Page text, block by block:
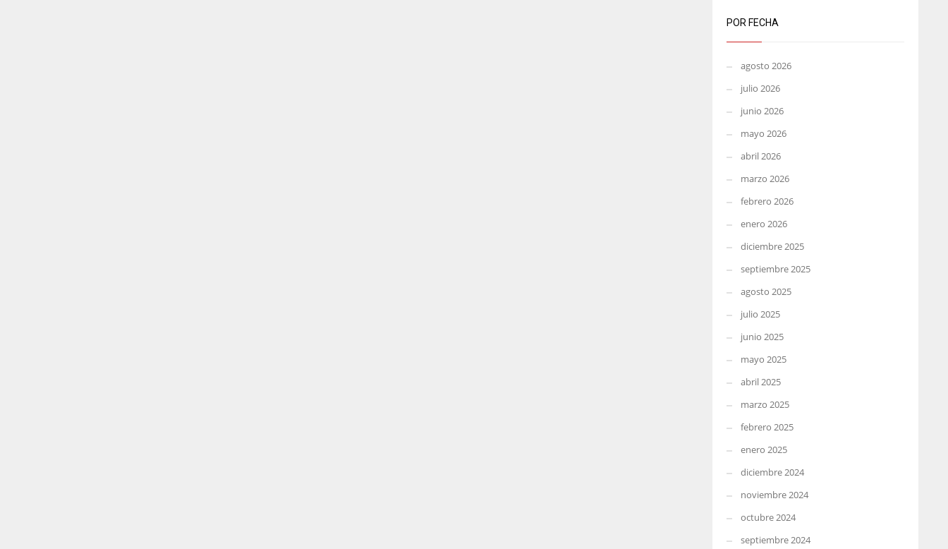
POR FECHA
agosto 2026
julio 2026
junio 2026
mayo 2026
abril 2026
marzo 2026
febrero 2026
enero 2026
diciembre 2025
septiembre 2025
agosto 2025
julio 2025
junio 2025
mayo 2025
abril 2025
marzo 2025
febrero 2025
enero 2025
diciembre 2024
noviembre 2024
octubre 2024
septiembre 2024